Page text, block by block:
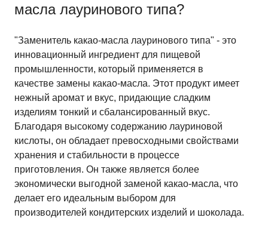
масла лауринового типа?
"Заменитель какао-масла лауринового типа" - это
инновационный ингредиент для пищевой
промышленности, который применяется в
качестве замены какао-масла. Этот продукт имеет
нежный аромат и вкус, придающие сладким
изделиям тонкий и сбалансированный вкус.
Благодаря высокому содержанию лауриновой
кислоты, он обладает превосходными свойствами
хранения и стабильности в процессе
приготовления. Он также является более
экономически выгодной заменой какао-масла, что
делает его идеальным выбором для
производителей кондитерских изделий и шоколада.